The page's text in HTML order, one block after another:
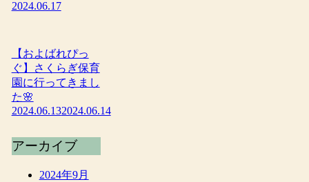
2024.06.17
【およばれぴっ
ぐ】さくらぎ保育
園に行ってきまし
た🌸
2024.06.132024.06.14
アーカイブ
2024年9月